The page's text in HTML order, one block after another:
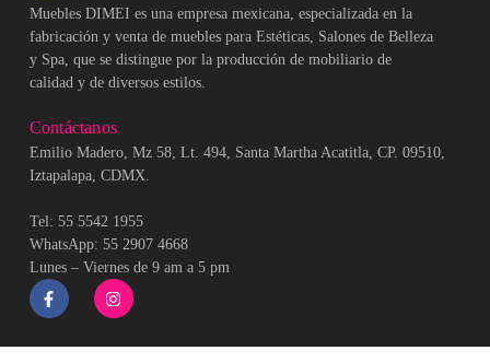
Muebles DIMEI es una empresa mexicana, especializada en la
fabricación y venta de muebles para Estéticas, Salones de Belleza
y Spa, que se distingue por la producción de mobiliario de
calidad y de diversos estilos.
Contáctanos
Emilio Madero, Mz 58, Lt. 494, Santa Martha Acatitla, CP. 09510,
Iztapalapa, CDMX.
Tel: 55 5542 1955
WhatsApp: 55 2907 4668
Lunes – Viernes de 9 am a 5 pm